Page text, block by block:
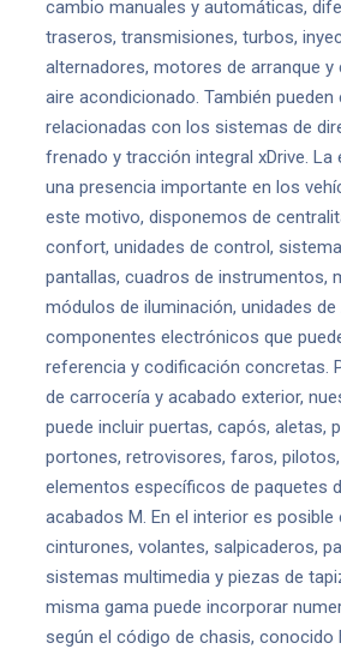
cambio manuales y automáticas,
traseros, transmisiones, turbos,
alternadores, motores de arranque
aire acondicionado. También
relacionadas con los sistemas de
frenado y tracción integral xDrive. La
una presencia importante en los
este motivo, disponemos de
confort, unidades de control,
pantallas, cuadros de instrumentos,
módulos de iluminación, unidades
componentes electrónicos que
referencia y codificación concretas.
de carrocería y acabado exterior,
puede incluir puertas, capós, aletas,
portones, retrovisores, faros,
elementos específicos de paquetes
acabados M. En el interior es
cinturones, volantes, salpicaderos,
sistemas multimedia y piezas de
misma gama puede incorporar
según el código de chasis, conocido